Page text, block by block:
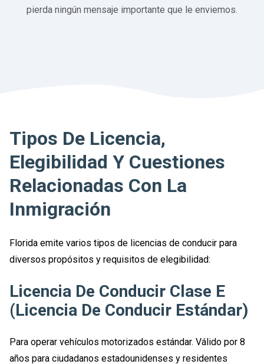
pierda ningún mensaje importante que le enviemos.
Tipos De Licencia,
Elegibilidad Y Cuestiones
Relacionadas Con La
Inmigración
Florida emite varios tipos de licencias de conducir para
diversos propósitos y requisitos de elegibilidad:
Licencia De Conducir Clase E
(licencia De Conducir Estándar)
Para operar vehículos motorizados estándar. Válido por 8
años para ciudadanos estadounidenses y residentes